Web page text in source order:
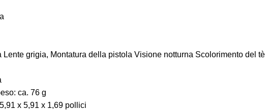
grigia, Montatura della pistola Visione notturna Scolorimento del tè
ca. 76 g
x 5,91 x 1,69 pollici